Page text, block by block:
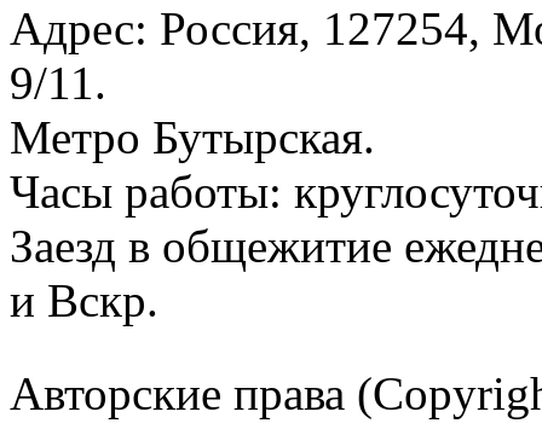
Адрес: Россия, 127254,
9/11.
Метро Бутырская.
Часы работы:
Заезд в общежитие
и Вскр.
Авторские права